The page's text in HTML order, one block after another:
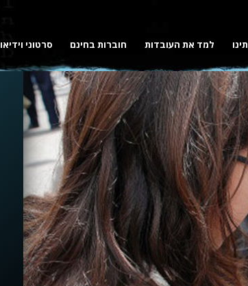
למד את העובדות חוברות בחינם סרטוני וידיאו